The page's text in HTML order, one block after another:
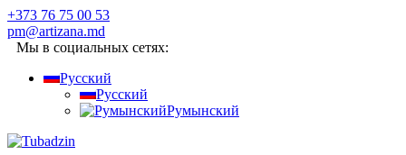
+373 76 75 00 53
pm@artizana.md
Мы в социальных сетях:
Русский
Русский
Румынский